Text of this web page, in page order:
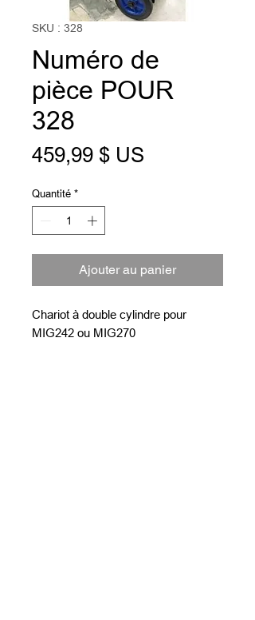
SKU : 328
Numéro de
pièce POUR
328
459,99 $ US
Quantité *
Ajouter au panier
Chariot à double cylindre pour
MIG242 ou MIG270